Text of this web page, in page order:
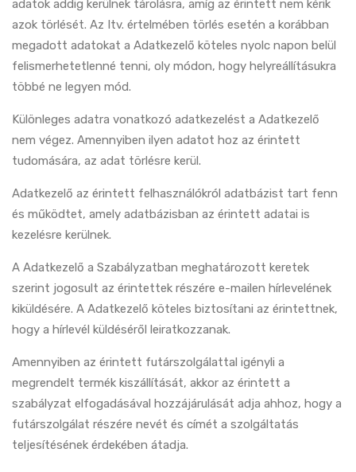
adatok addig kerülnek tárolásra, amíg az érintett nem kérik
azok törlését. Az Itv. értelmében törlés esetén a korábban
megadott adatokat a Adatkezelő köteles nyolc napon belül
felismerhetetlenné tenni, oly módon, hogy helyreállításukra
többé ne legyen mód.
Különleges adatra vonatkozó adatkezelést a Adatkezelő
nem végez. Amennyiben ilyen adatot hoz az érintett
tudomására, az adat törlésre kerül.
Adatkezelő az érintett felhasználókról adatbázist tart fenn
és működtet, amely adatbázisban az érintett adatai is
kezelésre kerülnek.
A Adatkezelő a Szabályzatban meghatározott keretek
szerint jogosult az érintettek részére e-mailen hírlevelének
kiküldésére. A Adatkezelő köteles biztosítani az érintettnek,
hogy a hírlevél küldéséről leiratkozzanak.
Amennyiben az érintett futárszolgálattal igényli a
megrendelt termék kiszállítását, akkor az érintett a
szabályzat elfogadásával hozzájárulását adja ahhoz, hogy a
futárszolgálat részére nevét és címét a szolgáltatás
teljesítésének érdekében átadja.